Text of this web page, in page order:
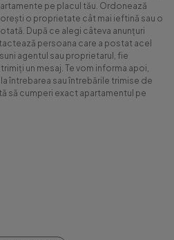
pe placul tău. Ordonează
o proprietate cât mai ieftină sau o
După ce alegi câteva anunțuri
persoana care a postat acel
agentul sau proprietarul, fie
un mesaj. Te vom informa apoi,
întrebarea sau întrebările trimise de
să cumperi exact apartamentul pe